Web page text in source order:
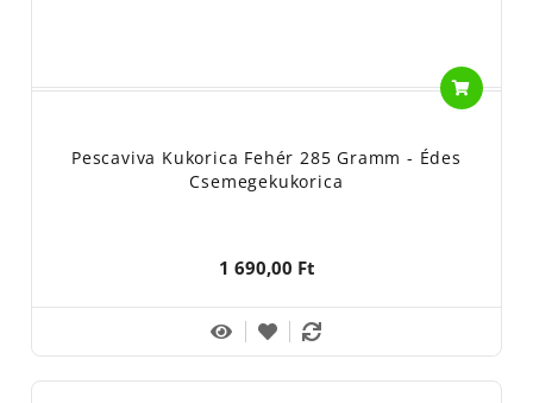
Pescaviva Kukorica Fehér 285 Gramm - Édes
Csemegekukorica
1 690,00 Ft